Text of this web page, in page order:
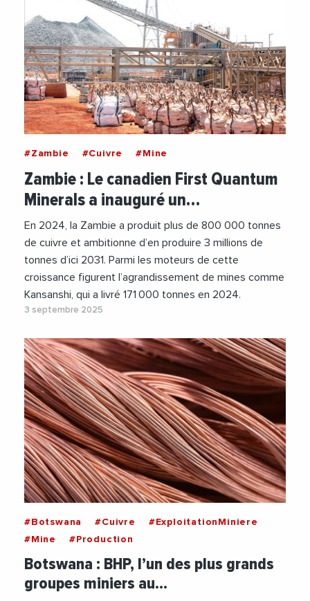
#Zambie #Cuivre #Mine
Zambie : Le canadien First Quantum
Minerals a inauguré un…
En 2024, la Zambie a produit plus de 800 000 tonnes
de cuivre et ambitionne d’en produire 3 millions de
tonnes d’ici 2031. Parmi les moteurs de cette
croissance figurent l’agrandissement de mines comme
Kansanshi, qui a livré 171 000 tonnes en 2024.
3 septembre 2025
#Botswana #Cuivre
#ExploitationMiniere
#Mine
#Production
Botswana : BHP, l’un des plus grands
groupes miniers au…